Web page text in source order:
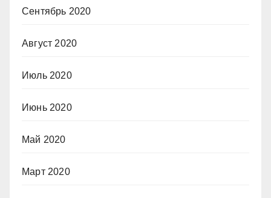
Сентябрь 2020
Август 2020
Июль 2020
Июнь 2020
Май 2020
Март 2020